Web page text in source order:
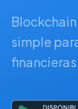
simple
financieras.